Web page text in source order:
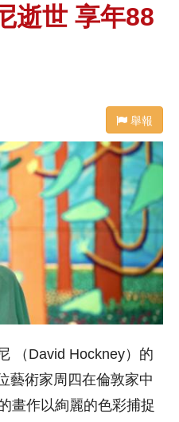
逝世 享年88
舉報
（David Hockney）的
藝術家周四在倫敦家中
畫作以絢麗的色彩捕捉